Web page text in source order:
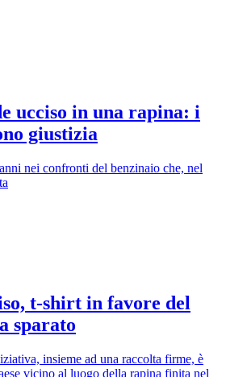
ucciso in una rapina: i
giustizia
nei confronti del benzinaio che, nel
t-shirt in favore del
sparato
insieme ad una raccolta firme, è
vicino al luogo della rapina finita nel